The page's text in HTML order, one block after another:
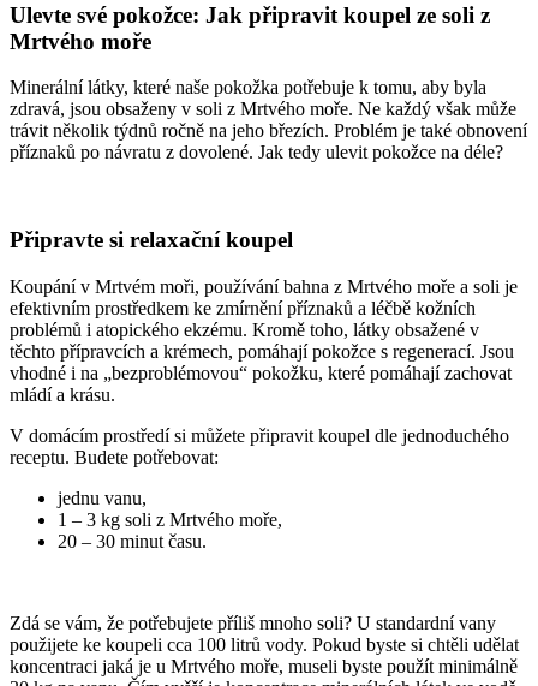
Ulevte své pokožce: Jak připravit koupel ze soli z
Mrtvého moře
Minerální látky, které naše pokožka potřebuje k tomu, aby byla
zdravá, jsou obsaženy v soli z Mrtvého moře. Ne každý však může
trávit několik týdnů ročně na jeho březích. Problém je také obnovení
příznaků po návratu z dovolené. Jak tedy ulevit pokožce na déle?
Připravte si relaxační koupel
Koupání v Mrtvém moři, používání bahna z Mrtvého moře a soli je
efektivním prostředkem ke zmírnění příznaků a léčbě kožních
problémů i atopického ekzému. Kromě toho, látky obsažené v
těchto přípravcích a krémech, pomáhají pokožce s regenerací. Jsou
vhodné i na „bezproblémovou“ pokožku, které pomáhají zachovat
mládí a krásu.
V domácím prostředí si můžete připravit koupel dle jednoduchého
receptu. Budete potřebovat:
jednu vanu,
1 – 3 kg soli z Mrtvého moře,
20 – 30 minut času.
Zdá se vám, že potřebujete příliš mnoho soli? U standardní vany
použijete ke koupeli cca 100 litrů vody. Pokud byste si chtěli udělat
koncentraci jaká je u Mrtvého moře, museli byste použít minimálně